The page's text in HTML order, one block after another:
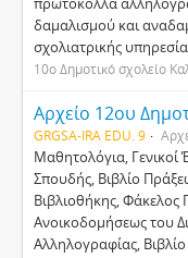
δαμαλισμού και
σχολιατρικής
10ο Δημοτικό σχολείο
Αρχείο 12ου
GRGSA-IRA EDU. 9
Mαθητολόγια, Γενικοί
Σπουδής, Βιβλίο
Bιβλιοθήκης, Φάκελος
Aνοικοδομήσεως του
Aλληλογραφίας,